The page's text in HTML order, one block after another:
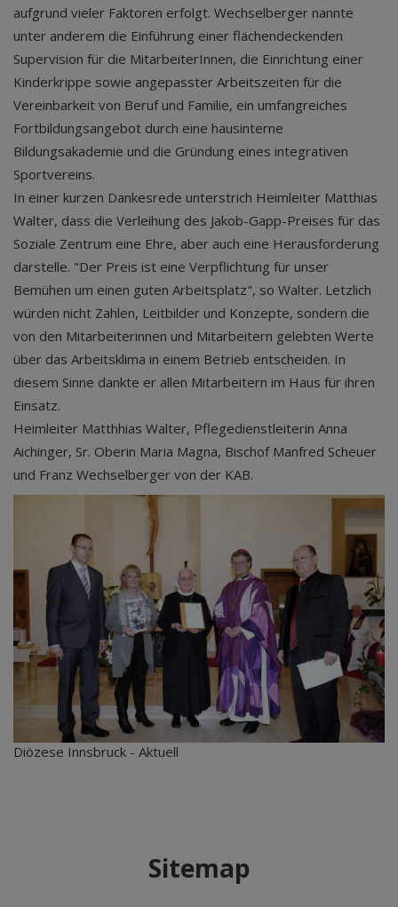
aufgrund vieler Faktoren erfolgt. Wechselberger nannte
unter anderem die Einführung einer flächendeckenden
Supervision für die MitarbeiterInnen, die Einrichtung einer
Kinderkrippe sowie angepasster Arbeitszeiten für die
Vereinbarkeit von Beruf und Familie, ein umfangreiches
Fortbildungsangebot durch eine hausinterne
Bildungsakademie und die Gründung eines integrativen
Sportvereins.
In einer kurzen Dankesrede unterstrich Heimleiter Matthias
Walter, dass die Verleihung des Jakob-Gapp-Preises für das
Soziale Zentrum eine Ehre, aber auch eine Herausforderung
darstelle. "Der Preis ist eine Verpflichtung für unser
Bemühen um einen guten Arbeitsplatz", so Walter. Letzlich
würden nicht Zahlen, Leitbilder und Konzepte, sondern die
von den Mitarbeiterinnen und Mitarbeitern gelebten Werte
über das Arbeitsklima in einem Betrieb entscheiden. In
diesem Sinne dankte er allen Mitarbeitern im Haus für ihren
Einsatz.
Heimleiter Matthhias Walter, Pflegedienstleiterin Anna
Aichinger, Sr. Oberin Maria Magna, Bischof Manfred Scheuer
und Franz Wechselberger von der KAB.
Diözese Innsbruck - Aktuell
Sitemap